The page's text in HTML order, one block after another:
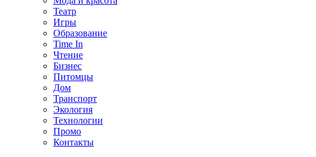
Театр
Игры
Образование
Time In
Чтение
Бизнес
Питомцы
Дом
Транспорт
Экология
Технологии
Промо
Контакты